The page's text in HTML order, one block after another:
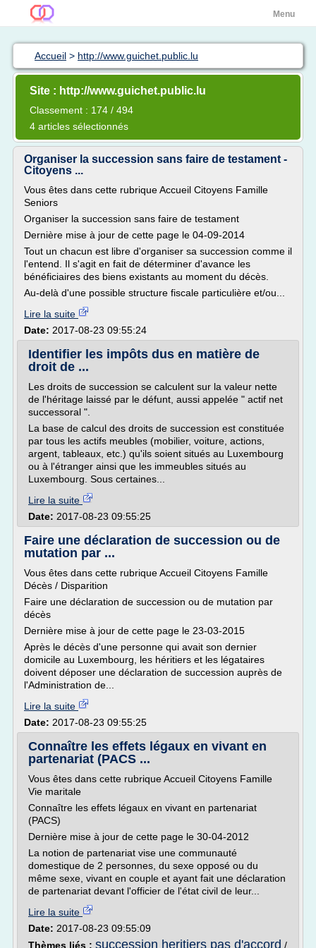
Menu
Accueil > http://www.guichet.public.lu
Site : http://www.guichet.public.lu
Classement : 174 / 494
4 articles sélectionnés
Organiser la succession sans faire de testament -
Citoyens ...
Vous êtes dans cette rubrique Accueil Citoyens Famille
Seniors
Organiser la succession sans faire de testament
Dernière mise à jour de cette page le 04-09-2014
Tout un chacun est libre d'organiser sa succession comme il
l'entend. Il s'agit en fait de déterminer d'avance les
bénéficiaires des biens existants au moment du décès.
Au-delà d'une possible structure fiscale particulière et/ou...
Lire la suite
Date: 2017-08-23 09:55:24
Identifier les impôts dus en matière de
droit de ...
Les droits de succession se calculent sur la valeur nette
de l'héritage laissé par le défunt, aussi appelée " actif net
successoral ".
La base de calcul des droits de succession est constituée
par tous les actifs meubles (mobilier, voiture, actions,
argent, tableaux, etc.) qu'ils soient situés au Luxembourg
ou à l'étranger ainsi que les immeubles situés au
Luxembourg. Sous certaines...
Lire la suite
Date: 2017-08-23 09:55:25
Faire une déclaration de succession ou de
mutation par ...
Vous êtes dans cette rubrique Accueil Citoyens Famille
Décès / Disparition
Faire une déclaration de succession ou de mutation par
décès
Dernière mise à jour de cette page le 23-03-2015
Après le décès d'une personne qui avait son dernier
domicile au Luxembourg, les héritiers et les légataires
doivent déposer une déclaration de succession auprès de
l'Administration de...
Lire la suite
Date: 2017-08-23 09:55:25
Connaître les effets légaux en vivant en
partenariat (PACS ...
Vous êtes dans cette rubrique Accueil Citoyens Famille
Vie maritale
Connaître les effets légaux en vivant en partenariat
(PACS)
Dernière mise à jour de cette page le 30-04-2012
La notion de partenariat vise une communauté
domestique de 2 personnes, du sexe opposé ou du
même sexe, vivant en couple et ayant fait une déclaration
de partenariat devant l'officier de l'état civil de leur...
Lire la suite
Date: 2017-08-23 09:55:09
Thèmes liés : succession heritiers pas d'accord /